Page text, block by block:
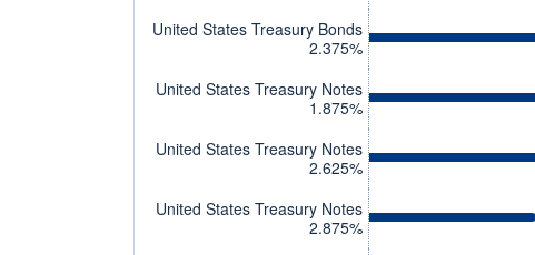
United States Treasury Bonds
2.375%
United States Treasury Notes
1.875%
United States Treasury Notes
2.625%
United States Treasury Notes
2.875%